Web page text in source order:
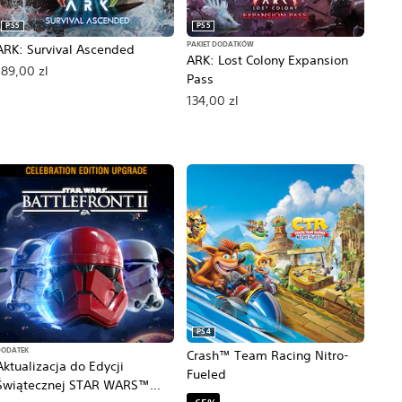
cena: 179,00 zl.
Survival Ascended
PS5
zl
ARK: Lost Colony Expansion
Pass
PS5
PAKIET DODATKÓW
134,00 zl
do Edycji
STAR WARS™
Crash™ Team Racing Nitro-
Fueled
PS4